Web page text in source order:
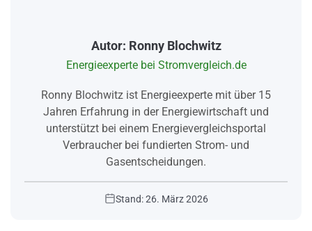
Autor: Ronny Blochwitz
Energieexperte bei Stromvergleich.de
Ronny Blochwitz ist Energieexperte mit über 15
Jahren Erfahrung in der Energiewirtschaft und
unterstützt bei einem Energievergleichsportal
Verbraucher bei fundierten Strom- und
Gasentscheidungen.
Stand: 26. März 2026